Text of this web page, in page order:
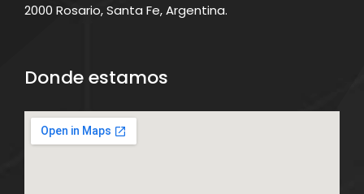
2000 Rosario, Santa Fe, Argentina.
Donde estamos